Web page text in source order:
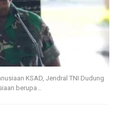
KSAD, Jendral TNI Dudung
berupa…